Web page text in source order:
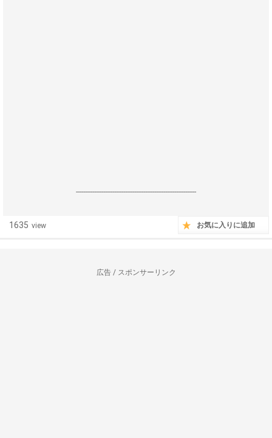
------------------------------------------------------------------
1635 view お気に入りに追加
広告 / スポンサーリンク